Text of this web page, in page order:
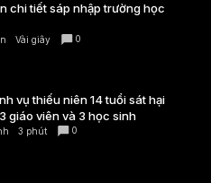
chi tiết sáp nhập trường học
Vài giây 0
vụ thiếu niên 14 tuổi sát hại
giáo viên và 3 học sinh
3 phút 0